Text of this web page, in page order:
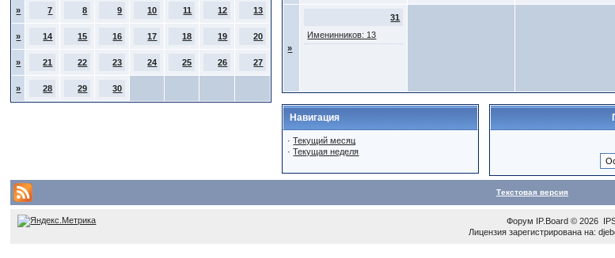
» 7 8 9 10 11 12 13
» 14 15 16 17 18 19 20
» 21 22 23 24 25 26 27
» 28 29 30
»
31
Именинников: 13
Навигация
·Текущий месяц
·Текущая неделя
Текстовая версия
Форум IP.Board © 2026
Лицензия зарегистрирована на: